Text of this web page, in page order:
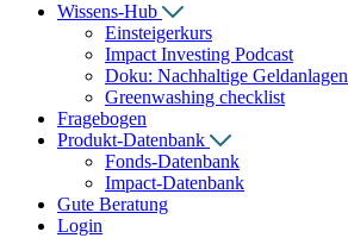
Wissens-Hub
Einsteigerkurs
Impact Investing Podcast
Doku: Nachhaltige Geldanlagen
Greenwashing checklist
Fragebogen
Produkt-Datenbank
Fonds-Datenbank
Impact-Datenbank
Gute Beratung
Login